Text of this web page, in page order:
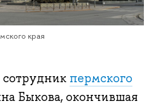
края
пермского
Быкова, окончившая